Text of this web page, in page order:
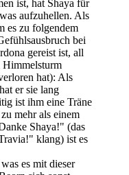
ist, hat Shaya für
aufzuhellen. Als
es zu folgendem
bei
gereist ist, all
Himmelsturm
hat): Als
er sie lang
ist ihm eine Träne
mehr als einem
Shaya!" (das
klang) ist es
es mit dieser